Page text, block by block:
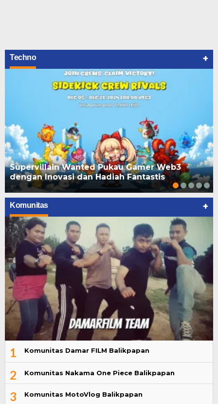
Techno +
Supervillain Wanted Pukau Gamer Web3
dengan Inovasi dan Hadiah Fantastis
Komunitas +
1 Komunitas Damar FILM Balikpapan
2 Komunitas Nakama One Piece Balikpapan
3 Komunitas MotoVlog Balikpapan